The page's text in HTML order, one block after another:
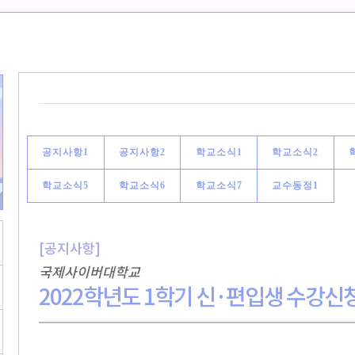
공지사항1 공지사항2 학교소식1 학교소식2
학교소식5 학교소식6 학교소식7 교수동정1
[공지사항]
국제사이버대학교
2022학년도 1학기 신·편입생 수강신